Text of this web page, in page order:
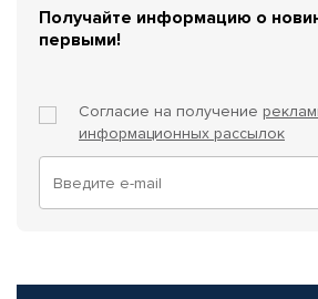
Получайте информацию о
первыми!
Согласие на получение
информационных рассылок